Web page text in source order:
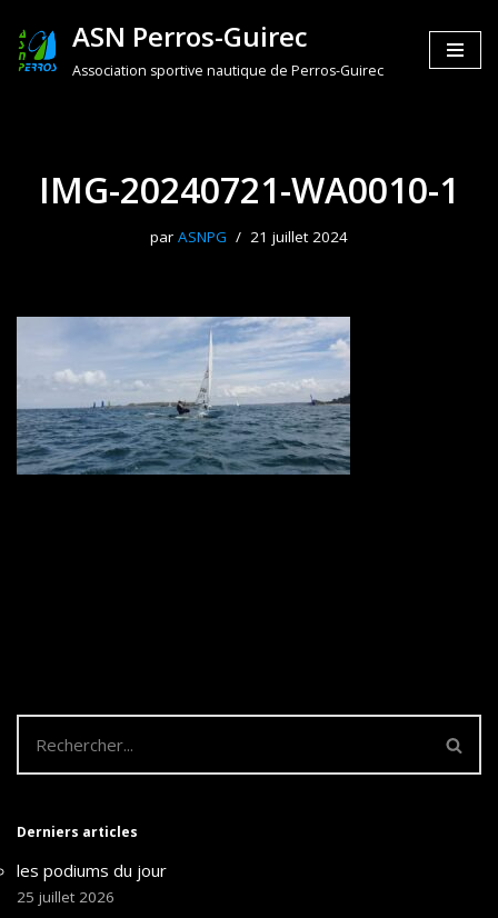
Aller
ASN Perros-Guirec
Association sportive nautique de Perros-Guirec
IMG-20240721-WA0010-1
par ASNPG 21 juillet 2024
Derniers articles
les podiums du jour
25 juillet 2026